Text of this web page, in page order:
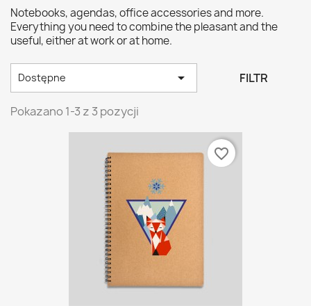
Notebooks, agendas, office accessories and more.
Everything you need to combine the pleasant and the
useful, either at work or at home.
Dostępne  FILTR
Pokazano 1-3 z 3 pozycji
favorite_border